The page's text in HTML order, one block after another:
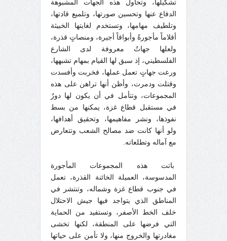
تشكيلها، وتحاول هذه الجهات المشبوهة
الدفاع عنها وتحسين صورتها، وتلميع قادتها،
وتلطيف مهامها، وتستخدم لغايتها الخبيثة
أقلاماً مأجورةً وأبواقاً أجيرة، ومنصاتٍ قذرة،
ولعلها جهاتٌ معروفة لدى الشارع
الفلسطيني، إذ سبق لها القيام بمهام تشبهها،
ورعت جهاتٍ تعمل عملها، فخربت وأفسدت
وقتلت ودمرت، وأظن أنها تراهن على هذه
المجموعات، وتتأمل في أن يكون لها دورٌ
في مستقبل قطاع غزة، يمكنها من بسط
نفوذها، ونشر مفاهيمها، وتحقيق أهدافها،
ولو أنها كانت ضد مصالح الشعب وتتعارض
مع آماله وتطلعاته.
باتت هذه المجموعات المأجورة
المدسوسة، العميلة الخائنة القذرة، تعمل
في جنوب قطاع غزة وشماله، وتنتشر في
المناطق الذي يتواجد فيها جيش الاحتلال
خلف الخط الأصفر، وتستفيد من الحماية
التي فرضها على المنطقة، لكنها تخشى
مغادرتها والخروج منها، ولا تأمن على حياتها